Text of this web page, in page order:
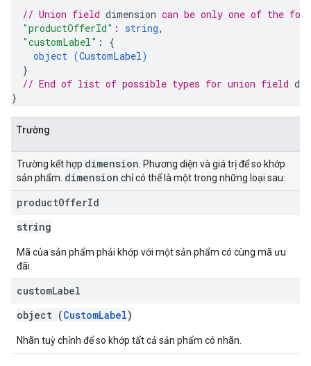
// Union field dimension can be only one of the
"productOfferId" : string,
"customLabel" : {
object (CustomLabel)
}
// End of list of possible types for union field
}
Trường
Trường kết hợp dimension . Phương diện và giá trị để so khớp
sản phẩm. dimension chỉ có thể là một trong những loại sau:
productOfferId
string
Mã của sản phẩm phải khớp với một sản phẩm có cùng mã ưu
đãi.
customLabel
object (CustomLabel)
Nhãn tuỳ chỉnh để so khớp tất cả sản phẩm có nhãn.